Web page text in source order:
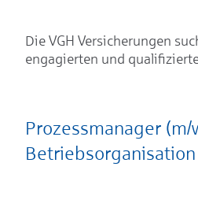
Die VGH Versicherungen
engagierten und
Prozessmanager (m/
Betriebsorganisation